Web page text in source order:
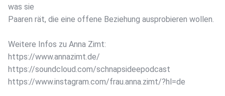
was sie
Paaren rät, die eine offene Beziehung ausprobieren wollen.
Weitere Infos zu Anna Zimt:
https://www.annazimt.de/
https://soundcloud.com/schnapsideepodcast
https://www.instagram.com/frau.anna.zimt/?hl=de